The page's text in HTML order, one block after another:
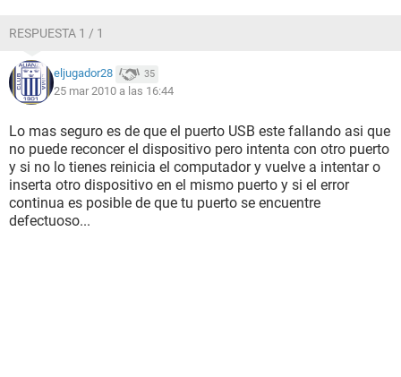
RESPUESTA 1 / 1
eljugador28 35
25 mar 2010 a las 16:44
Lo mas seguro es de que el puerto USB este fallando asi que
no puede reconcer el dispositivo pero intenta con otro puerto
y si no lo tienes reinicia el computador y vuelve a intentar o
inserta otro dispositivo en el mismo puerto y si el error
continua es posible de que tu puerto se encuentre
defectuoso...